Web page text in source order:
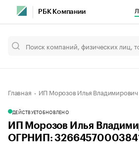
РБК Компании
Главная ИП Морозов Илья Владимирович
ДЕЙСТВУЕТОБНОВЛЕНО
ИП Морозов Илья
ОГРНИП: